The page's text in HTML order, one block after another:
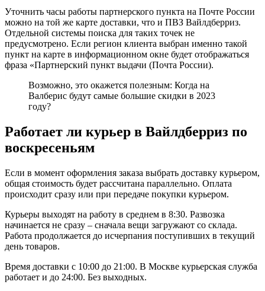
Уточнить часы работы партнерского пункта на Почте России
можно на той же карте доставки, что и ПВЗ Вайлдберриз.
Отдельной системы поиска для таких точек не
предусмотрено. Если регион клиента выбран именно такой
пункт на карте в информационном окне будет отображаться
фраза «Партнерский пункт выдачи (Почта России).
Возможно, это окажется полезным: Когда на
Валберис будут самые большие скидки в 2023
году?
Работает ли курьер в Вайлдберриз по
воскресеньям
Если в момент оформления заказа выбрать доставку курьером,
общая стоимость будет рассчитана параллельно. Оплата
происходит сразу или при передаче покупки курьером.
Курьеры выходят на работу в среднем в 8:30. Развозка
начинается не сразу – сначала вещи загружают со склада.
Работа продолжается до исчерпания поступивших в текущий
день товаров.
Время доставки с 10:00 до 21:00. В Москве курьерская служба
работает и до 24:00. Без выходных.